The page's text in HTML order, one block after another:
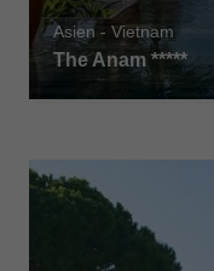
Asien - Vietnam
The Anam *****